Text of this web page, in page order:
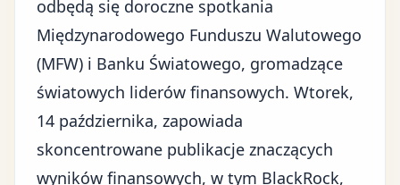
odbędą się doroczne spotkania
Międzynarodowego Funduszu Walutowego
(MFW) i Banku Światowego, gromadzące
światowych liderów finansowych. Wtorek,
14 października, zapowiada
skoncentrowane publikacje znaczących
wyników finansowych, w tym BlackRock,